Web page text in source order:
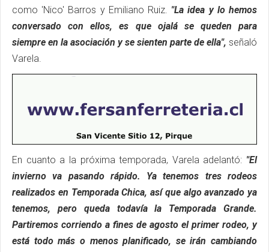
como 'Nico' Barros y Emiliano Ruiz. "La idea y lo hemos
conversado con ellos, es que ojalá se queden para
siempre en la asociación y se sienten parte de ella", señaló
Varela.
En cuanto a la próxima temporada, Varela adelantó: "El
invierno va pasando rápido. Ya tenemos tres rodeos
realizados en Temporada Chica, así que algo avanzado ya
tenemos, pero queda todavía la Temporada Grande.
Partiremos corriendo a fines de agosto el primer rodeo, y
está todo más o menos planificado, se irán cambiando